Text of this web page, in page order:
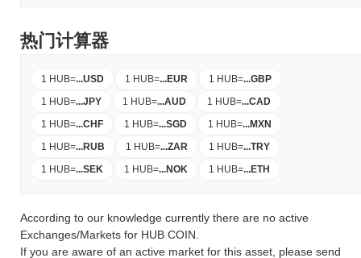
热门计算器
1 HUB=...USD 1 HUB=...EUR 1 HUB=...GBP
1 HUB=...JPY 1 HUB=...AUD 1 HUB=...CAD
1 HUB=...CHF 1 HUB=...SGD 1 HUB=...MXN
1 HUB=...RUB 1 HUB=...ZAR 1 HUB=...TRY
1 HUB=...SEK 1 HUB=...NOK 1 HUB=...ETH
According to our knowledge currently there are no active
Exchanges/Markets for HUB COIN.
If you are aware of an active market for this asset, please send